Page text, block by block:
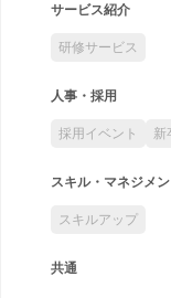
サービス紹介
研修サービス
人事・採用
採用イベント 新
スキル・マネジメン
スキルアップ
共通